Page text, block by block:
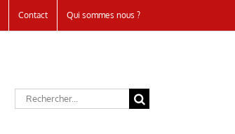
Contact Qui sommes nous ?
Rechercher: